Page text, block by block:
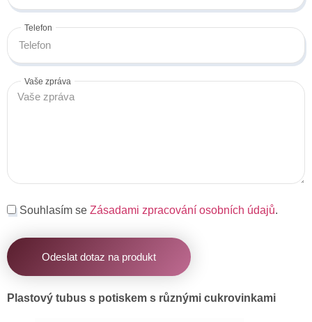
Telefon
Vaše zpráva
Souhlasím se Zásadami zpracování osobních údajů.
Odeslat dotaz na produkt
Plastový tubus s potiskem s různými cukrovinkami